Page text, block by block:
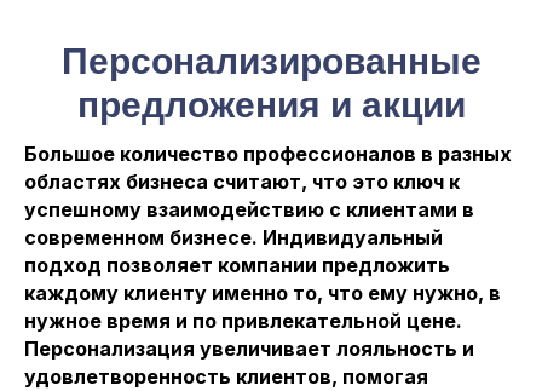
Персонализированные
предложения и акции
Большое количество профессионалов в разных
областях бизнеса считают, что это ключ к
успешному взаимодействию с клиентами в
современном бизнесе. Индивидуальный
подход позволяет компании предложить
каждому клиенту именно то, что ему нужно, в
нужное время и по привлекательной цене.
Персонализация увеличивает лояльность и
удовлетворенность клиентов, помогая